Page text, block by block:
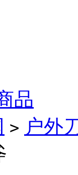
品
> 户外